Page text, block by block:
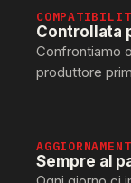
Controllata
Confrontiamo
produttore
Sempre al